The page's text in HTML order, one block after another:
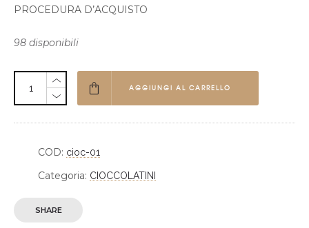
PROCEDURA D’ACQUISTO
98 disponibili
AGGIUNGI AL CARRELLO
COD: cioc-01
Categoria: CIOCCOLATINI
SHARE